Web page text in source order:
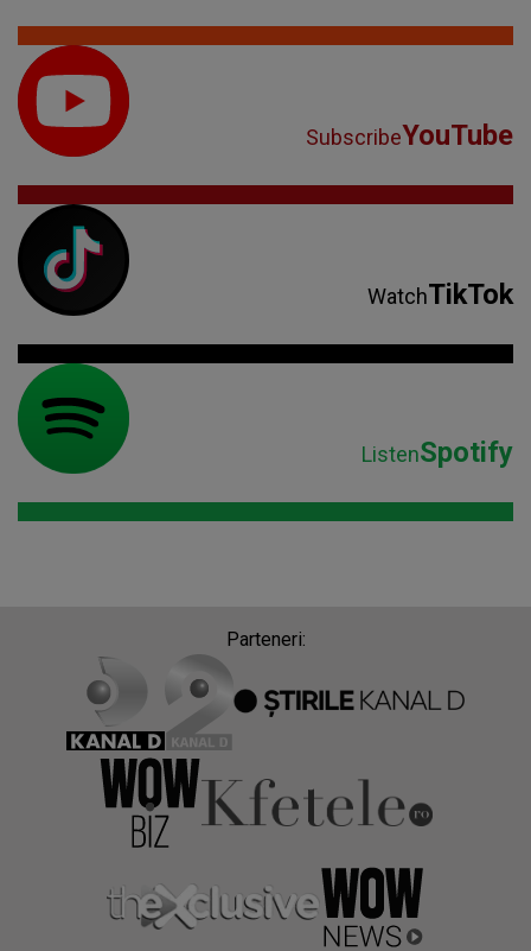
SubscribeYouTube
WatchTikTok
ListenSpotify
Parteneri: